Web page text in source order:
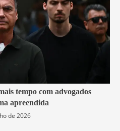
tempo com advogados
apreendida
de 2026